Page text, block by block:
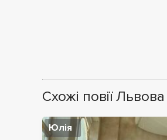
Схожі повії Львова
Юлія